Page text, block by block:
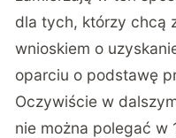
dla tych, którzy chcą
wnioskiem o
oparciu o podstawę
Oczywiście w
nie można polegać w